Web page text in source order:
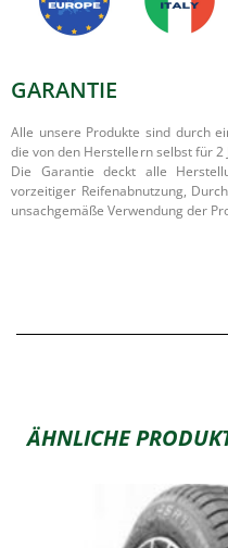
GARANTIE
Alle unsere Produkte sind durch
die von den Herstellern selbst für
Die Garantie deckt alle
vorzeitiger Reifenabnutzung,
unsachgemäße Verwendung der
ÄHNLICHE